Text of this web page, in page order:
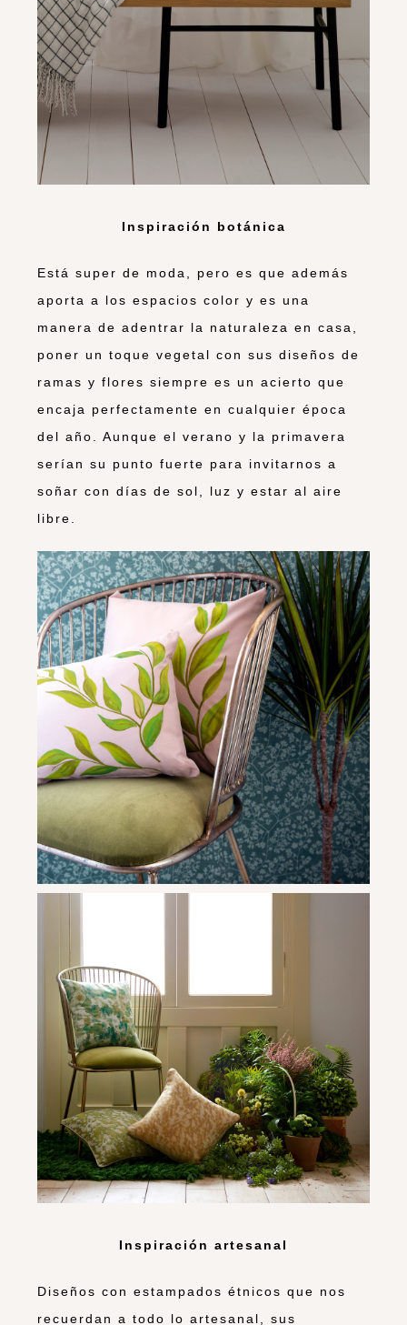
Inspiración botánica
Está super de moda, pero es que además
aporta a los espacios color y es una
manera de adentrar la naturaleza en casa,
poner un toque vegetal con sus diseños de
ramas y flores siempre es un acierto que
encaja perfectamente en cualquier época
del año. Aunque el verano y la primavera
serían su punto fuerte para invitarnos a
soñar con días de sol, luz y estar al aire
libre.
Inspiración artesanal
Diseños con estampados étnicos que nos
recuerdan a todo lo artesanal, sus